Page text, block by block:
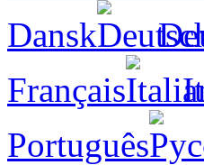
Dansk
Français
Português